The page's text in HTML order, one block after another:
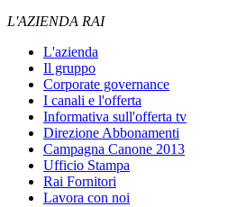
L'AZIENDA RAI
L'azienda
Il gruppo
Corporate governance
I canali e l'offerta
Informativa sull'offerta tv
Direzione Abbonamenti
Campagna Canone 2013
Ufficio Stampa
Rai Fornitori
Lavora con noi